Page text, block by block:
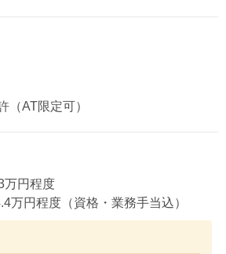
（AT限定可）
万円程度
万円程度（資格・業務手当込）